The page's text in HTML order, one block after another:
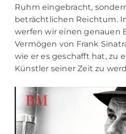
Ruhm eingebracht,
beträchtlichen Reichtum.
werfen wir einen genauen
Vermögen von Frank
wie er es geschafft hat, zu
Künstler seiner Zeit zu